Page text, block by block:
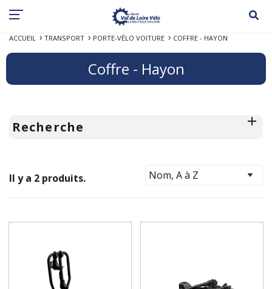
ACCUEIL TRANSPORT PORTE-VÉLO VOITURE COFFRE - HAYON
Coffre - Hayon
Recherche
Il y a 2 produits.